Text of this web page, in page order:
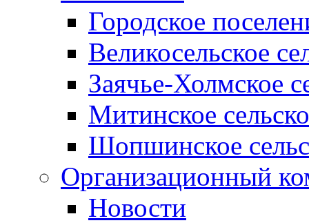
Городское
Великосельское
Заячье-Холмское
Митинское
Шопшинское
Организационный
Новости